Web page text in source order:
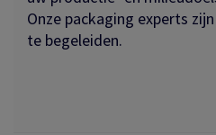
Onze packaging experts
te begeleiden.